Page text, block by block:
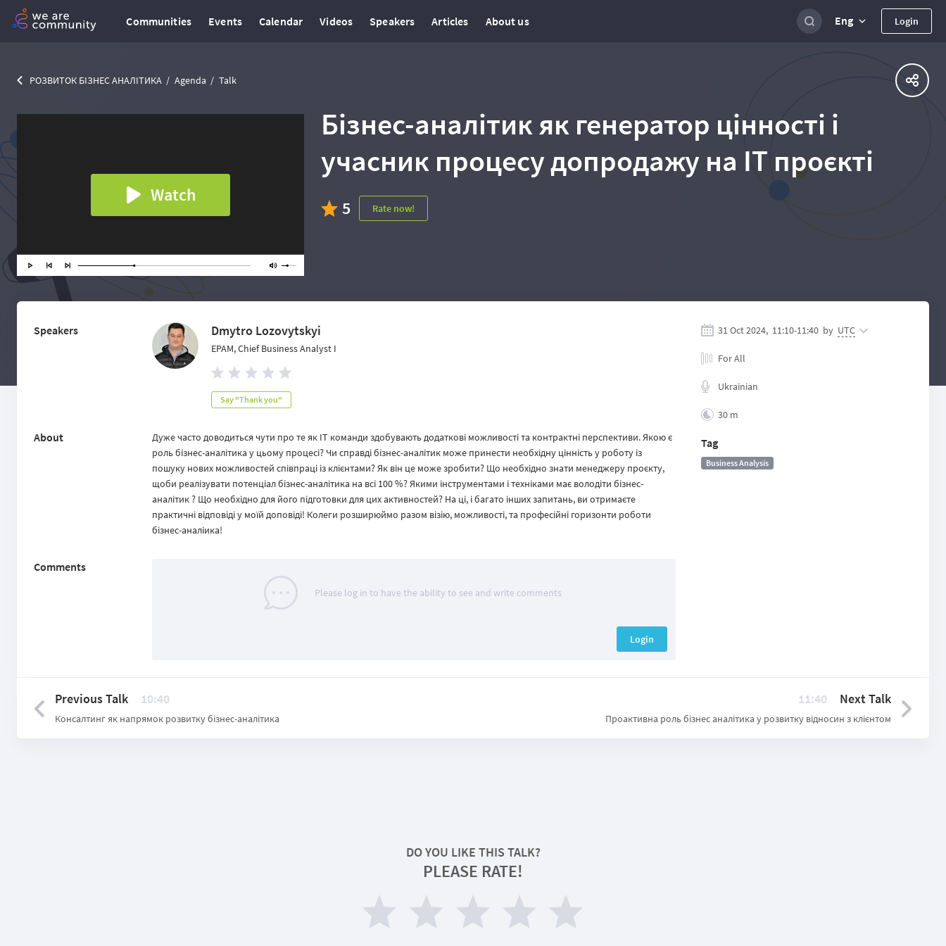
Communities Events Calendar Videos Speakers Articles About us Eng Login
РОЗВИТОК БІЗНЕС АНАЛІТИКА Agenda Talk
Watch
Бізнес-аналітик як генератор цінності і
учасник процесу допродажу на ІТ проєкті
5 Rate now!
Speakers Dmytro Lozovytskyi
EPAM, Chief Business Analyst I
Say "Thank you"
About
Дуже часто доводиться чути про те як ІТ команди здобувають додаткові можливості та контрактні перспективи. Якою є
роль бізнес-аналітика у цьому процесі? Чи справді бізнес-аналітик може принести необхідну цінність у роботу із
пошуку нових можливостей співпраці із клієнтами? Як він це може зробити? Що необхідно знати менеджеру проєкту,
щоби реалізувати потенціал бізнес-аналітика на всі 100 %? Якими інструментами і техніками має володіти бізнес-
аналітик ? Що необхідно для його підготовки для цих активностей? На ці, і багато інших запитань, ви отримаєте
практичні відповіді у моїй доповіді! Колеги розширюймо разом візію, можливості, та професійні горизонти роботи
бізнес-аналіика!
Comments
Please log in to have the ability to see and write comments
Login
31 Oct 2024, 11:10-11:40 by UTC
For All
Ukrainian
30 m
Tag
Business Analysis
Previous Talk 10:40
Консалтинг як напрямок розвитку бізнес-аналітика
11:40 Next Talk
Проактивна роль бізнес аналітика у розвитку відносин з клієнтом
DO YOU LIKE THIS TALK?
PLEASE RATE!